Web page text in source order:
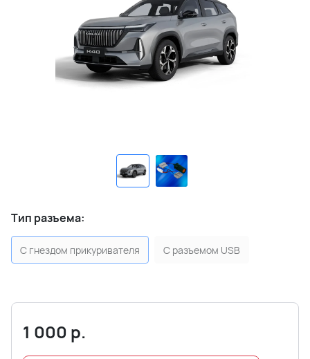
Тип разъема:
С гнездом прикуривателя С разъемом USB
1 000 р.